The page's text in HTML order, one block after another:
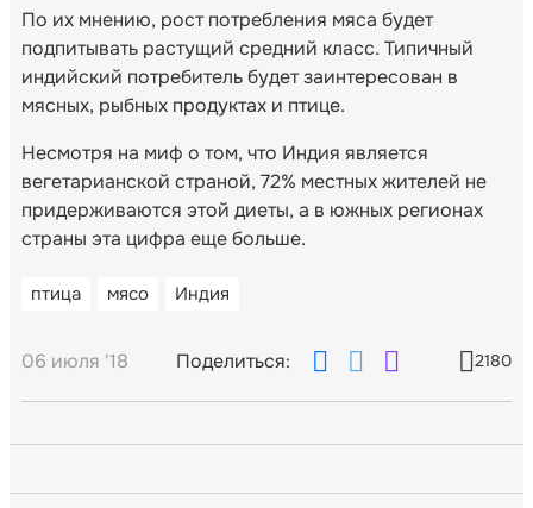
По их мнению, рост потребления мяса будет
подпитывать растущий средний класс. Типичный
индийский потребитель будет заинтересован в
мясных, рыбных продуктах и птице.
Несмотря на миф о том, что Индия является
вегетарианской страной, 72% местных жителей не
придерживаются этой диеты, а в южных регионах
страны эта цифра еще больше.
птица мясо Индия
06 июля '18 Поделиться: 2180